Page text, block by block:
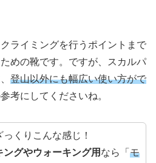
ライミングを行うポイントまで
めの靴です。ですが、スカルパ
登山以外にも幅広い使い方がで
考にしてくださいね。
くりこんな感じ！
ングやウォーキング用 なら「 モ